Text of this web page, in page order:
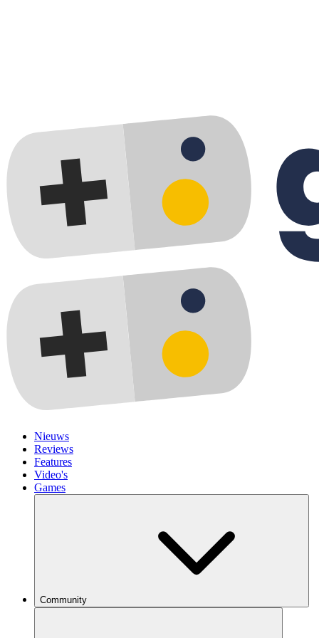
Nieuws
Reviews
Features
Video's
Games
Community